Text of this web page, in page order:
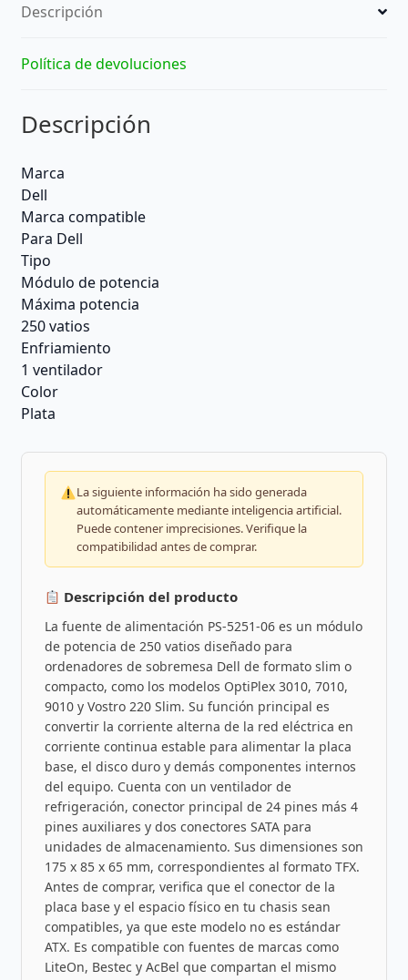
Descripción
Política de devoluciones
Descripción
Marca
Dell
Marca compatible
Para Dell
Tipo
Módulo de potencia
Máxima potencia
250 vatios
Enfriamiento
1 ventilador
Color
Plata
La siguiente información ha sido generada
automáticamente mediante inteligencia artificial.
Puede contener imprecisiones. Verifique la
compatibilidad antes de comprar.
Descripción del producto
La fuente de alimentación PS-5251-06 es un módulo
de potencia de 250 vatios diseñado para
ordenadores de sobremesa Dell de formato slim o
compacto, como los modelos OptiPlex 3010, 7010,
9010 y Vostro 220 Slim. Su función principal es
convertir la corriente alterna de la red eléctrica en
corriente continua estable para alimentar la placa
base, el disco duro y demás componentes internos
del equipo. Cuenta con un ventilador de
refrigeración, conector principal de 24 pines más 4
pines auxiliares y dos conectores SATA para
unidades de almacenamiento. Sus dimensiones son
175 x 85 x 65 mm, correspondientes al formato TFX.
Antes de comprar, verifica que el conector de la
placa base y el espacio físico en tu chasis sean
compatibles, ya que este modelo no es estándar
ATX. Es compatible con fuentes de marcas como
LiteOn, Bestec y AcBel que compartan el mismo